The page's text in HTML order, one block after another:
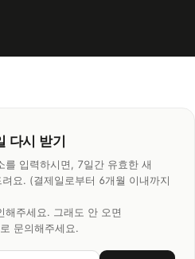
다시 받기
를 입력하시면, 7일간 유효한 새
요. (결제일로부터 6개월 이내까지
해주세요. 그래도 안 오면
문의해주세요.